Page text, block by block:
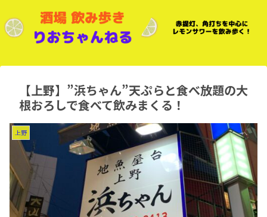
【上野】”浜ちゃん”天ぷらと食べ放題の大
根おろしで食べて飲みまくる！
上野